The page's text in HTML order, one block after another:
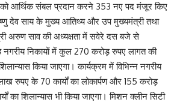
को आर्थिक संबल प्रदान करने 353 नए पद मंजूर किए
देव साय के मुख्य आतिथ्य और उप मुख्यमंत्री तथा
अरुण साव की अध्यक्षता में सवेरे दस बजे से
निकायों में कुल 270 करोड़ रुपए लागत की
किया जाएगा। कार्यक्रम में विभिन्न नगरीय
रुपए के 70 कार्यों का लोकार्पण और 155 करोड़
का शिलान्यास भी किया जाएगा। मिशन क्लीन सिटी